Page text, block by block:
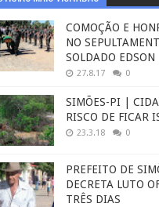
COMOÇÃO E
NO
SOLDADO
27.8.17 0
SIMÕES-PI |
RISCO DE FICAR
23.3.18 0
PREFEITO DE
DECRETA LUTO
TRÊS DIAS